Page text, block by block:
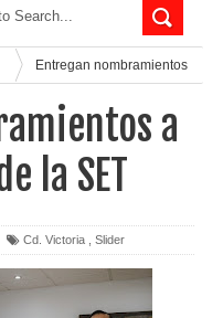
Entregan nombramientos
a
la SET
Cd. Victoria Slider